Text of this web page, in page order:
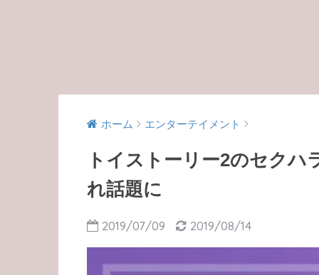
ホーム エンターテイメント
トイストーリー2のセク
れ話題に
2019/07/09 2019/08/14